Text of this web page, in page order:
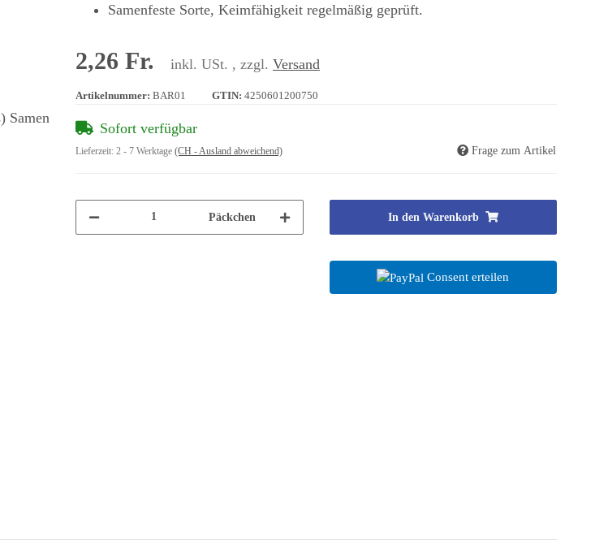
Samenfeste Sorte, Keimfähigkeit regelmäßig geprüft.
2,26 Fr. inkl. USt. , zzgl. Versand
Artikelnummer: BAR01 GTIN: 4250601200750
Sofort verfügbar
Lieferzeit: 2 - 7 Werktage (CH - Ausland abweichend) Frage zum Artikel
Päckchen In den Warenkorb
Consent erteilen